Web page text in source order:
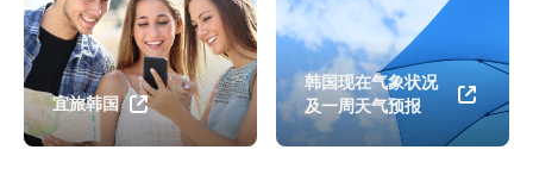
宜旅韩国
韩国现在气象状况
及一周天气预报